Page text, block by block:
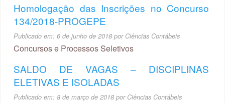
Homologação das Inscrições no Concurso
134/2018-PROGEPE
Publicado em: 6 de junho de 2018 porCiências Contábeis
Concursos e Processos Seletivos
SALDO DE VAGAS – DISCIPLINAS
ELETIVAS E ISOLADAS
Publicado em: 8 de março de 2018 porCiências Contábeis